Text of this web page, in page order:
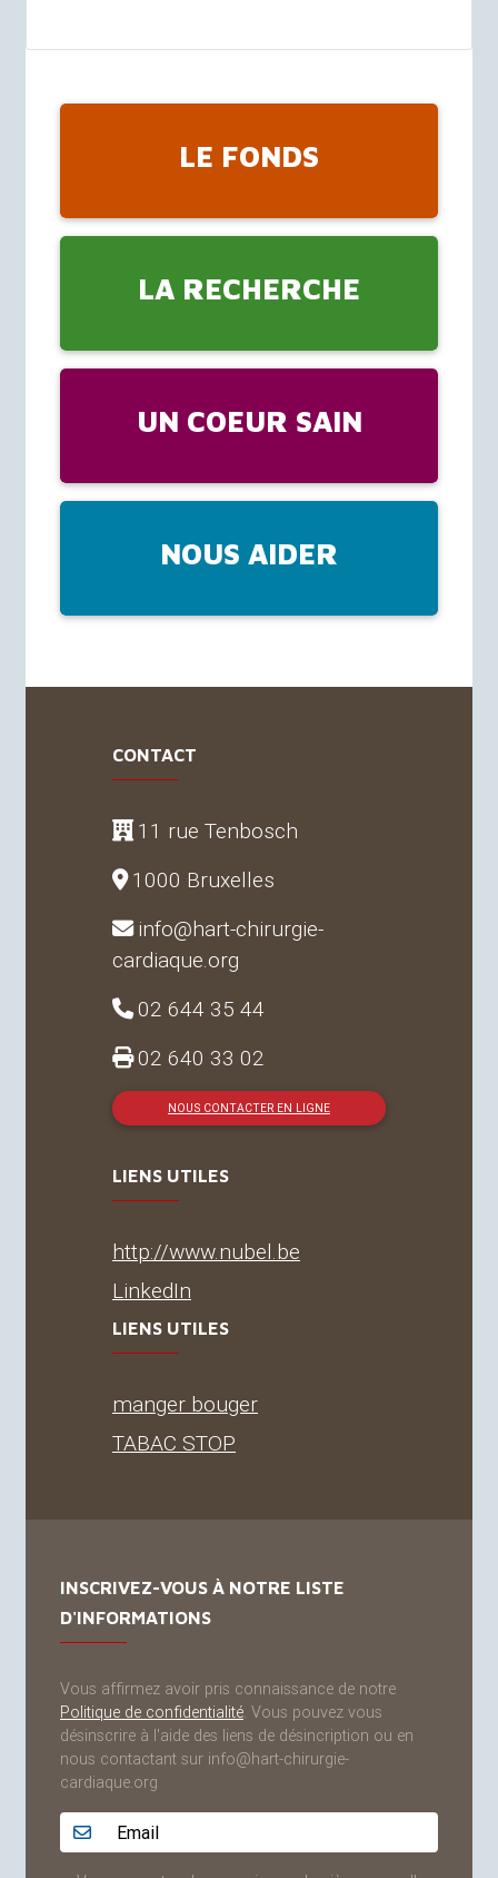
LE FONDS
LA RECHERCHE
UN COEUR SAIN
NOUS AIDER
CONTACT
11 rue Tenbosch
1000 Bruxelles
info@hart-chirurgie-
cardiaque.org
02 644 35 44
02 640 33 02
NOUS CONTACTER EN LIGNE
LIENS UTILES
http://www.nubel.be
LinkedIn
LIENS UTILES
manger bouger
TABAC STOP
INSCRIVEZ-VOUS À NOTRE LISTE
D'INFORMATIONS
Vous affirmez avoir pris connaissance de notre
Politique de confidentialité. Vous pouvez vous
désinscrire à l'aide des liens de désincription ou en
nous contactant sur info@hart-chirurgie-
cardiaque.org
Adresse email...